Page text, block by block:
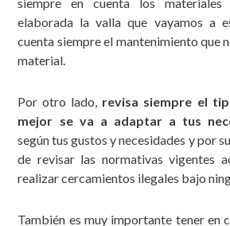
elaborada la valla que vayamos a
cuenta siempre el mantenimiento que
material.
Por otro lado, revisa siempre el
mejor se va a adaptar a tus
según tus gustos y necesidades y por
de revisar las normativas vigentes
realizar cercamientos ilegales bajo
También es muy importante tener en